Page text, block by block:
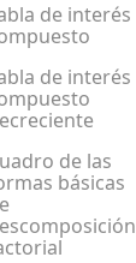
de interés
de interés
de las
básicas